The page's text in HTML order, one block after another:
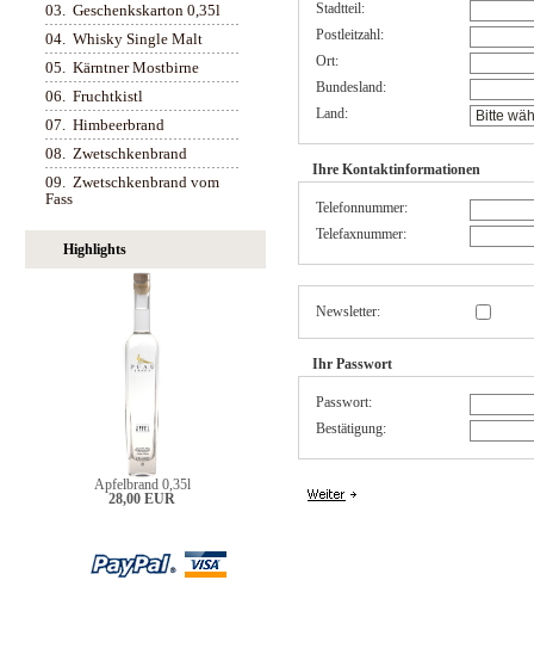
03. Geschenkskarton 0,35l
04. Whisky Single Malt
05. Kärntner Mostbirne
06. Fruchtkistl
07. Himbeerbrand
08. Zwetschkenbrand
09. Zwetschkenbrand vom
Fass
Highlights
Apfelbrand 0,35l
28,00 EUR
Stadtteil:
Postleitzahl:
Ort:
Bundesland:
Land:
Ihre Kontaktinformationen
Telefonnummer:
Telefaxnummer:
Newsletter:
Ihr Passwort
Passwort:
Bestätigung: